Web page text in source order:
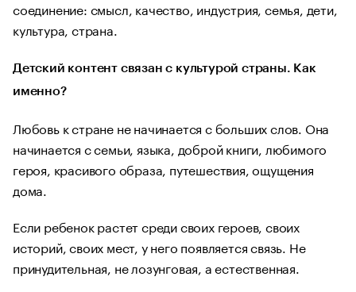
соединение: смысл, качество, индустрия, семья, дети,
культура, страна.
Детский контент связан с культурой страны. Как
именно?
Любовь к стране не начинается с больших слов. Она
начинается с семьи, языка, доброй книги, любимого
героя, красивого образа, путешествия, ощущения
дома.
Если ребенок растет среди своих героев, своих
историй, своих мест, у него появляется связь. Не
принудительная, не лозунговая, а естественная.